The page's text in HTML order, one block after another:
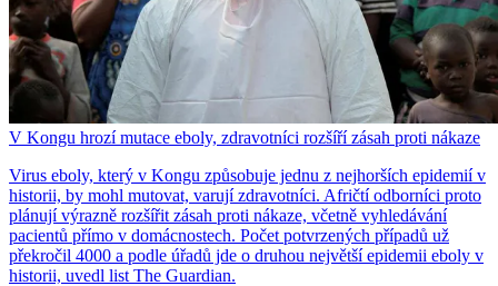
V Kongu hrozí mutace eboly, zdravotníci rozšíří zásah proti nákaze
Virus eboly, který v Kongu způsobuje jednu z nejhorších epidemií v
historii, by mohl mutovat, varují zdravotníci. Afričtí odborníci proto
plánují výrazně rozšířit zásah proti nákaze, včetně vyhledávání
pacientů přímo v domácnostech. Počet potvrzených případů už
překročil 4000 a podle úřadů jde o druhou největší epidemii eboly v
historii, uvedl list The Guardian.